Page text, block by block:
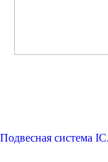
Подвесная система